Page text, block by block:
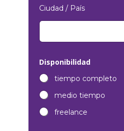
Ciudad / País
Disponibilidad
tiempo completo
medio tiempo
freelance